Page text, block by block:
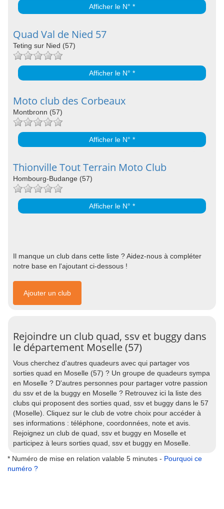
Afficher le N° *
Quad Val de Nied 57
Teting sur Nied (57)
Afficher le N° *
Moto club des Corbeaux
Montbronn (57)
Afficher le N° *
Thionville Tout Terrain Moto Club
Hombourg-Budange (57)
Afficher le N° *
Il manque un club dans cette liste ? Aidez-nous à compléter
notre base en l'ajoutant ci-dessous !
Ajouter un club
Rejoindre un club quad, ssv et buggy dans
le département Moselle (57)
Vous cherchez d'autres quadeurs avec qui partager vos
sorties quad en Moselle (57) ? Un groupe de quadeurs sympa
en Moselle ? D'autres personnes pour partager votre passion
du ssv et de la buggy en Moselle ? Retrouvez ici la liste des
clubs qui proposent des sorties quad, ssv et buggy dans le 57
(Moselle). Cliquez sur le club de votre choix pour accéder à
ses informations : téléphone, coordonnées, note et avis.
Rejoignez un club de quad, ssv et buggy en Moselle et
participez à leurs sorties quad, ssv et buggy en Moselle.
* Numéro de mise en relation valable 5 minutes - Pourquoi ce
numéro ?